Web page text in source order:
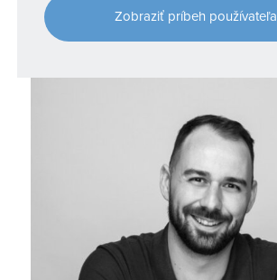
Zobraziť príbeh používateľa